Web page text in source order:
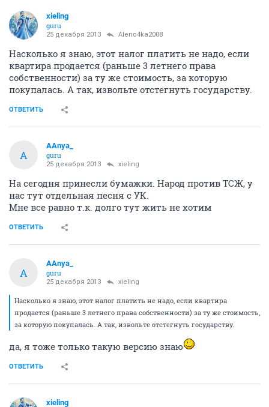
xieling
guru
25 декабря 2013 Aleno4ka2008
Насколько я знаю, этот налог платить не надо, если
квартира продается (раньше 3 летнего права
собственности) за ту же стоимость, за которую
покупалась. А так, извольте отстегнуть государству.
ОТВЕТИТЬ
A
AAnya_
guru
25 декабря 2013 xieling
На сегодня принесли бумажки. Народ против ТСЖ, у
нас тут отдельная песня с УК.
Мне все равно т.к. долго тут жить не хотим
ОТВЕТИТЬ
A
AAnya_
guru
25 декабря 2013 xieling
Насколько я знаю, этот налог платить не надо, если квартира
продается (раньше 3 летнего права собственности) за ту же стоимость,
за которую покупалась. А так, извольте отстегнуть государству.
да, я тоже только такую версию знаю
ОТВЕТИТЬ
xieling